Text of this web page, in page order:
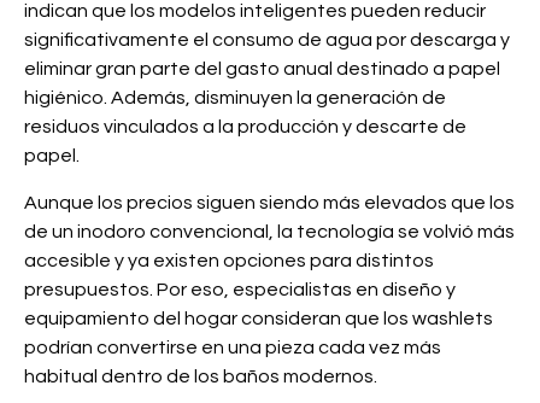
indican que los modelos inteligentes pueden reducir
significativamente el consumo de agua por descarga y
eliminar gran parte del gasto anual destinado a papel
higiénico. Además, disminuyen la generación de
residuos vinculados a la producción y descarte de
papel.
Aunque los precios siguen siendo más elevados que los
de un inodoro convencional, la tecnología se volvió más
accesible y ya existen opciones para distintos
presupuestos. Por eso, especialistas en diseño y
equipamiento del hogar consideran que los washlets
podrían convertirse en una pieza cada vez más
habitual dentro de los baños modernos.